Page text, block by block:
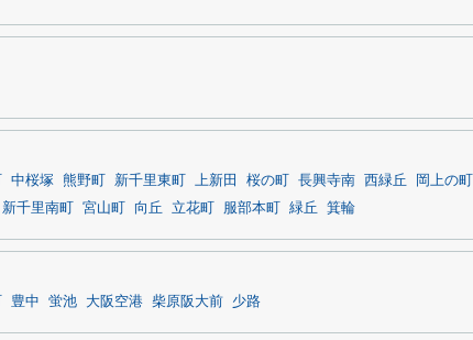
中桜塚 熊野町 新千里東町 上新田 桜の町 長興寺南 西緑丘 岡上の町
新千里南町 宮山町 向丘 立花町 服部本町 緑丘 箕輪
豊中 蛍池 大阪空港 柴原阪大前 少路